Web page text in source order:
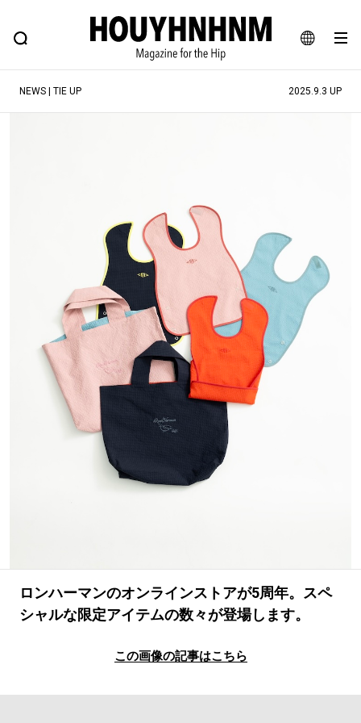
JA
EN
FEATURE BLOG SNAP
ヒップなファッション、カルチャー、ライフスタイルWEBマガジン
#古着サミット
#NEW VINTAGE #マイナーグッド図鑑
#路地裏てぃーん。 #MONTHLY JOURNAL
#GH 銘品の所以 #フイナムのYouTube
#Commune H #FOCUS IT #AH.H
#ととけん #FASHION #MUSIC #MOVIE
#LIFESTYLE #SNEAKER #OUTDOOR
#SPORTS #HANDSOME HANDBOOK
NEWS | TIE UP 2025.9.3 UP
ロンハーマンのオンラインストアが5周年。スペ
シャルな限定アイテムの数々が登場します。
この画像の記事はこちら